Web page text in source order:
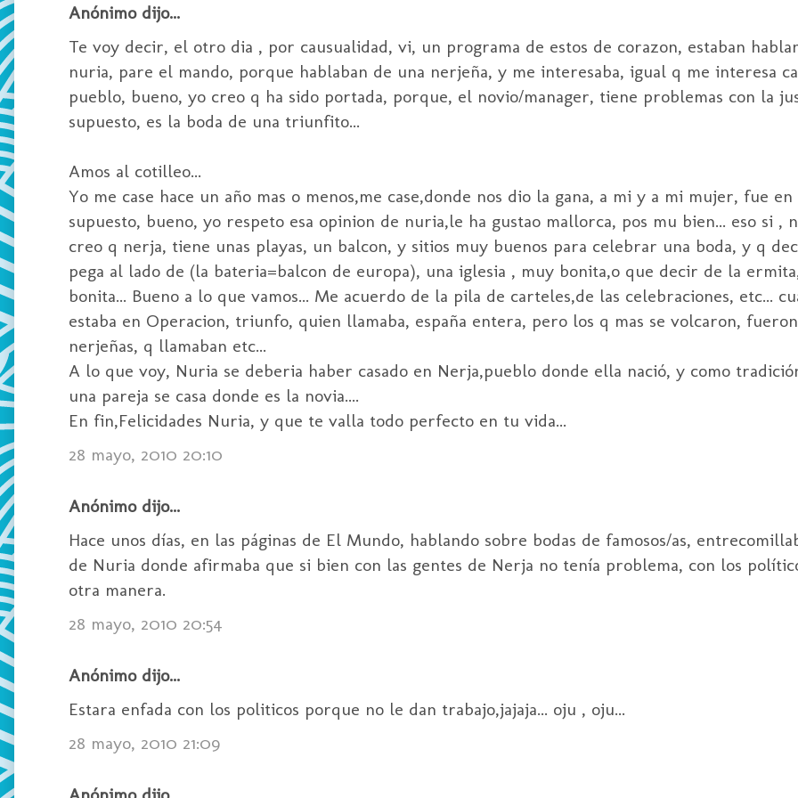
Anónimo dijo...
Te voy decir, el otro dia , por causualidad, vi, un programa de estos de corazon, estaban
nuria, pare el mando, porque hablaban de una nerjeña, y me interesaba, igual q me interesa
pueblo, bueno, yo creo q ha sido portada, porque, el novio/manager, tiene problemas con la
supuesto, es la boda de una triunfito...
Amos al cotilleo...
Yo me case hace un año mas o menos,me case,donde nos dio la gana, a mi y a mi mujer, fue
supuesto, bueno, yo respeto esa opinion de nuria,le ha gustao mallorca, pos mu bien... eso si ,
creo q nerja, tiene unas playas, un balcon, y sitios muy buenos para celebrar una boda, y q
pega al lado de (la bateria=balcon de europa), una iglesia , muy bonita,o que decir de la
bonita... Bueno a lo que vamos... Me acuerdo de la pila de carteles,de las celebraciones, etc...
estaba en Operacion, triunfo, quien llamaba, españa entera, pero los q mas se volcaron,
nerjeñas, q llamaban etc...
A lo que voy, Nuria se deberia haber casado en Nerja,pueblo donde ella nació, y como
una pareja se casa donde es la novia....
En fin,Felicidades Nuria, y que te valla todo perfecto en tu vida...
28 mayo, 2010 20:10
Anónimo dijo...
Hace unos días, en las páginas de El Mundo, hablando sobre bodas de famosos/as,
de Nuria donde afirmaba que si bien con las gentes de Nerja no tenía problema, con los
otra manera.
28 mayo, 2010 20:54
Anónimo dijo...
Estara enfada con los politicos porque no le dan trabajo,jajaja... oju , oju...
28 mayo, 2010 21:09